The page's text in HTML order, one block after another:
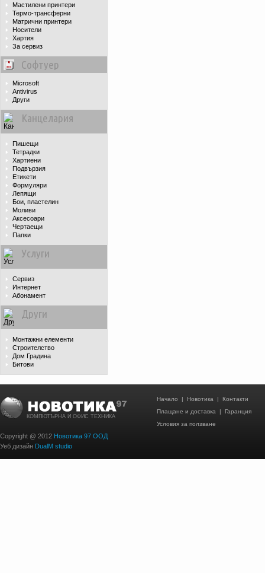
Мастилени принтери
Термо-трансферни
Матрични принтери
Носители
Хартия
За сервиз
Софтуер
Microsoft
Antivirus
Други
Канцелария
Пишещи
Тетрадки
Хартиени
Подвързия
Етикети
Формуляри
Лепящи
Бои, пластелин
Моливи
Аксесоари
Чертаещи
Папки
Услуги
Сервиз
Интернет
Абонамент
Други
Монтажни елементи
Строителство
Дом Градина
Битови
КОМПЮТЪРНА И ОФИС ТЕХНИКА
Copyright @ 2012 Новотика 97 ООД
Уеб дизайн DualM studio
Начало | Новотика | Контакти
Плащане и доставка | Гаранция
Условия за ползване